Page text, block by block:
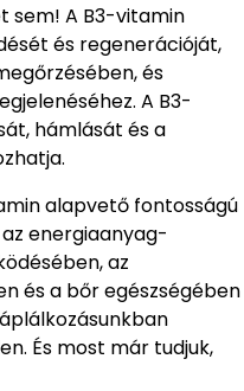
sem! A B3-vitamin
és regenerációját,
és
A B3-
hámlását és a
alapvető fontosságú
energiaanyag-
az
és a bőr egészségében
És most már tudjuk,